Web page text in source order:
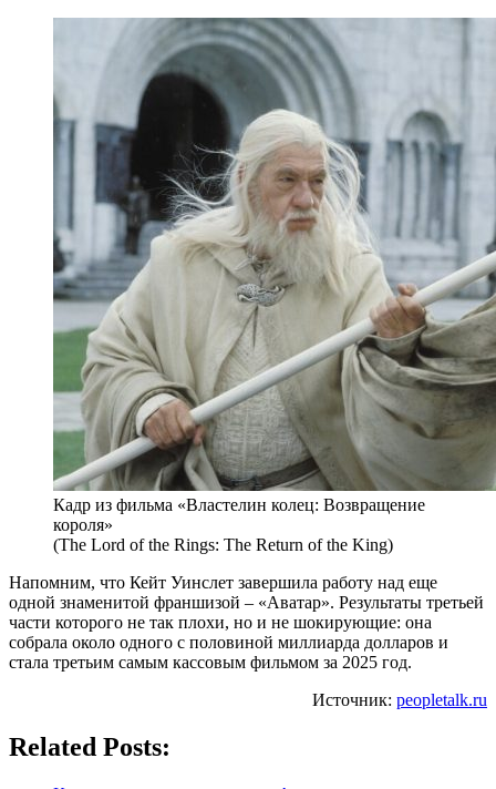
Кадр из фильма «Властелин колец: Возвращение
короля»
(The Lord of the Rings: The Return of the King)
Напомним, что Кейт Уинслет завершила работу над еще
одной знаменитой франшизой – «Аватар». Результаты третьей
части которого не так плохи, но и не шокирующие: она
собрала около одного с половиной миллиарда долларов и
стала третьим самым кассовым фильмом за 2025 год.
Источник: peopletalk.ru
Related Posts: